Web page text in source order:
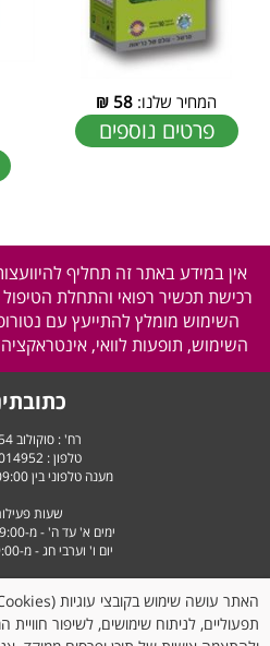
המחיר שלנו: 58
₪
פרטים נוספים
אין במידע באתר זה תחליף
רכישת תכשיר רפואי והתחלת הטיפול
השימוש מומלץ להתייעץ עם
השימוש, תופעות לוואי,
רח' : סוקולוב 54 חולון
טלפון :
מענה טלפוני בין 09:00 עד 19:00
שעות
ימים א' עד ה' - מ-09:00 עד 19:30
יום ו' וערבי חג - מ-9:00 עד 14:30
תפעוליים, לניתוח שימושים, לשיפור